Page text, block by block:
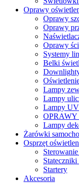
Oprawy
Oprawy
Oprawy
Oprawy
Systemy
Belki
Lampy
Lampy
Lampy
OPRAWY
Lampy
Żarówki
Osprzęt
Stateczniki
Startery
Akcesoria